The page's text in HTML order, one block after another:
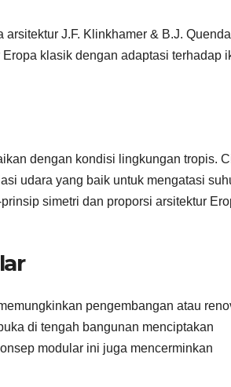
J.F. Klinkhamer & B.J.
klasik dengan adaptasi terhadap
dengan kondisi lingkungan tropis.
udara yang baik untuk mengatasi
simetri dan proporsi arsitektur
pengembangan atau
di tengah bangunan menciptakan
modular ini juga mencerminkan